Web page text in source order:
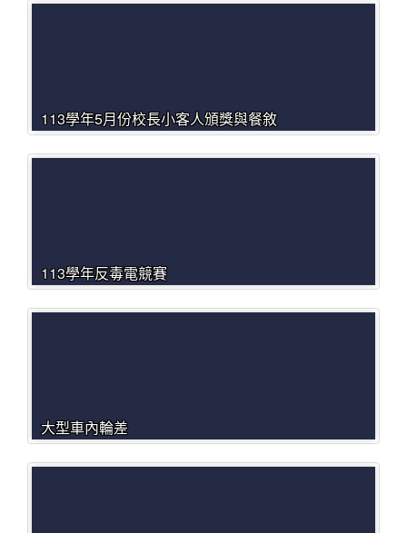
113學年5月份校長小客人頒獎與餐敘
113學年反毒電競賽
大型車內輪差